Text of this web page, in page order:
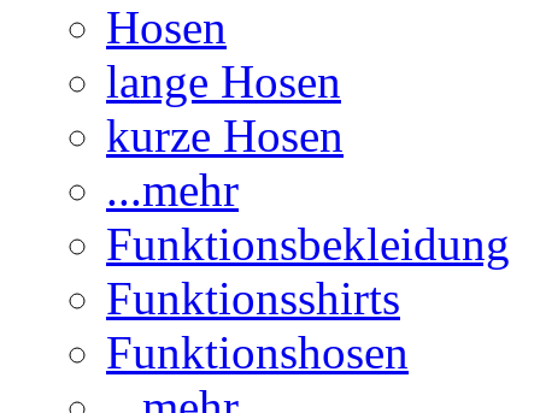
Hosen
lange Hosen
kurze Hosen
...mehr
Funktionsbekleidung
Funktionsshirts
Funktionshosen